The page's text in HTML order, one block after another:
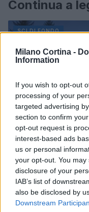
Milano Cortina -
Information
If you wish to opt-out
processing of your
targeted advertising
section to confirm
opt-out request is
interest-based ads
us or personal
your opt-out. You
disclosure of your
IAB’s list of
also be disclosed by
Downstream
Continua a
SCI DI FONDO
Lorenzina Guala,
un’eredità indelebile
Marco Tessari · 10 Ago 2026